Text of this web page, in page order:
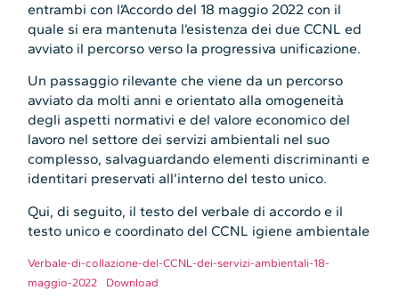
entrambi con l’Accordo del 18 maggio 2022 con il
quale si era mantenuta l’esistenza dei due CCNL ed
avviato il percorso verso la progressiva unificazione.
Un passaggio rilevante che viene da un percorso
avviato da molti anni e orientato alla omogeneità
degli aspetti normativi e del valore economico del
lavoro nel settore dei servizi ambientali nel suo
complesso, salvaguardando elementi discriminanti e
identitari preservati all’interno del testo unico.
Qui, di seguito, il testo del verbale di accordo e il
testo unico e coordinato del CCNL igiene ambientale
Verbale-di-collazione-del-CCNL-dei-servizi-ambientali-18-
maggio-2022
Download